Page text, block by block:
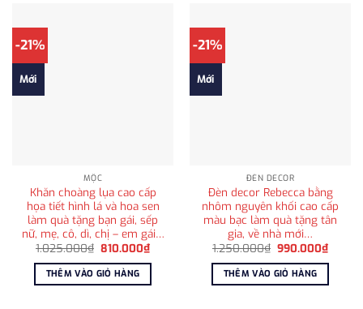
-21%
Mới
MỘC
Khăn choàng lụa cao cấp
họa tiết hình lá và hoa sen
làm quà tặng bạn gái, sếp
nữ, mẹ, cô, dì, chị – em gái…
1.025.000₫ Giá
là:
1.025.000₫.
810.000₫Giá
tại
810.000₫.
THÊM VÀO GIỎ HÀNG
-21%
Mới
ĐÈN DECOR
Đèn decor Rebecca bằng
nhôm nguyên khối cao cấp
màu bạc làm quà tặng tân
gia, về nhà mới…
1.250.000₫ Giá
là:
1.250.000₫.
990.000₫Giá
THÊM VÀO GIỎ HÀNG